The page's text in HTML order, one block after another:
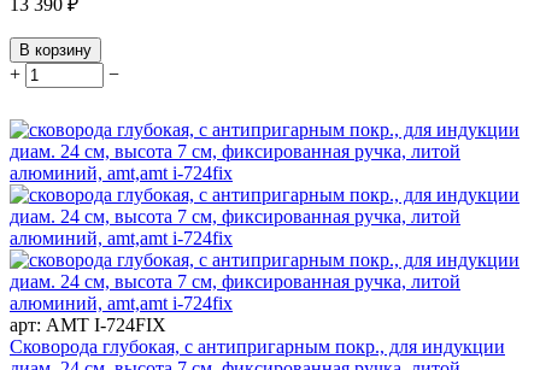
13 390 ₽
В корзину
+ −
арт: AMT I-724FIX
Сковорода глубокая, с антипригарным покр., для индукции